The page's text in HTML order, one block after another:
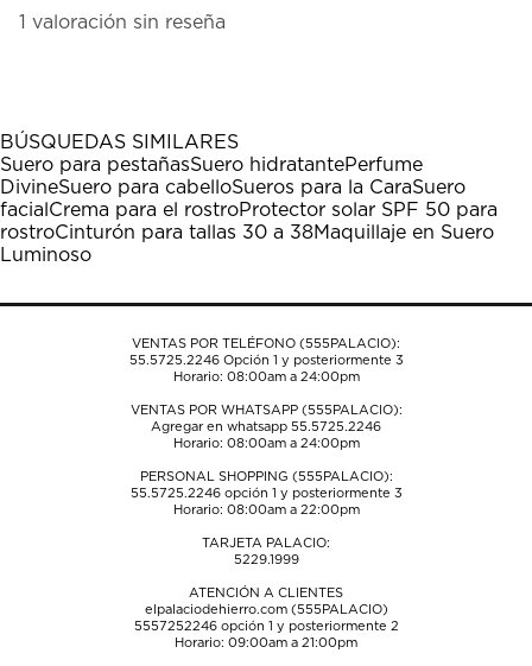
artículo
acción
abrirá
el
formulario
de
envío.
artículo
acción
abrirá
el
formulario
de
envío.
artículo
acción
abrirá
el
formulario
de
artículo
acción
abrirá
el
formulario
de
artículo
acción
abrirá
el
formulario
de
11 valoración sin reseña
BÚSQUEDAS SIMILARES
Suero para pestañasSuero hidratantePerfume
DivineSuero para cabelloSueros para la CaraSuero
facial Crema para el rostroProtector solar SPF 50 para
rostroCinturón para tallas 30 a 38Maquillaje en Suero
Luminoso
VENTAS POR TELÉFONO (555PALACIO):
55.5725.2246Opción 1 y posteriormente 3
Horario: 08:00am a 24:00pm
VENTAS POR WHATSAPP (555PALACIO):
Agregar en whatsapp 55.5725.2246
Horario: 08:00am a 24:00pm
PERSONAL SHOPPING (555PALACIO):
55.5725.2246opción 1 y posteriormente 3
Horario: 08:00am a 22:00pm
TARJETA PALACIO:
5229.1999
ATENCIÓN A CLIENTES
elpalaciodehierro.com (555PALACIO)
5557252246opción 1 y posteriormente 2
Horario: 09:00am a 21:00pm